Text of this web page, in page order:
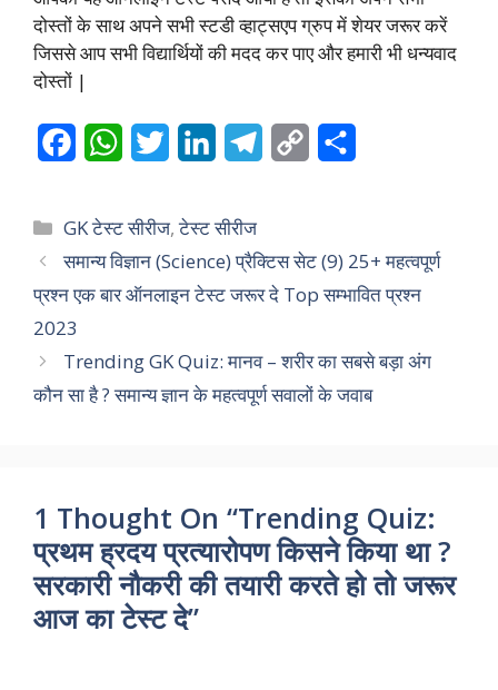
दोस्तों के साथ अपने सभी स्टडी व्हाट्सएप ग्रुप में शेयर जरूर करें
जिससे आप सभी विद्यार्थियों की मदद कर पाए और हमारी भी धन्यवाद
दोस्तों |
c
e
b
o
k
W
a
t
s
p
p
i
t
t
r
n
k
e
I
n
e
g
a
m
y
L
n
k
r
e
Categories
GK टेस्ट सीरीज,टेस्ट सीरीज
समान्य विज्ञान (Science) प्रैक्टिस सेट (9) 25+ महत्वपूर्ण
प्रश्न एक बार ऑनलाइन टेस्ट जरूर दे Top सम्भावित प्रश्न
2023
Trending GK Quiz: मानव – शरीर का सबसे बड़ा अंग
कौन सा है ? समान्य ज्ञान के महत्वपूर्ण सवालों के जवाब
1 Thought On “Trending Quiz:
प्रथम ह्रदय प्रत्यारोपण किसने किया था ?
सरकारी नौकरी की तयारी करते हो तो जरूर
आज का टेस्ट दे”